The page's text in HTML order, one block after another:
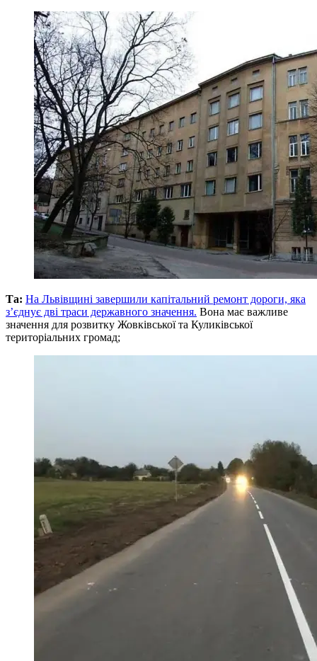
Та: На Львівщині завершили капітальний ремонт дороги, яка
з’єднує дві траси державного значення. Вона має важливе
значення для розвитку Жовківської та Куликівської
територіальних громад;